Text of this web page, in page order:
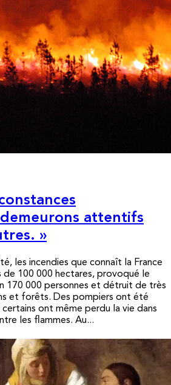
attentifs
»
les incendies que connaît la France
de 100 000 hectares, provoqué le
170 000 personnes et détruit de très
et forêts. Des pompiers ont été
ont même perdu la vie dans
les flammes. Au...